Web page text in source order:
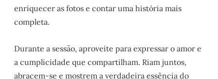
enriquecer as fotos e contar uma história mais
completa.
Durante a sessão, aproveite para expressar o amor e
a cumplicidade que compartilham. Riam juntos,
abracem-se e mostrem a verdadeira essência do